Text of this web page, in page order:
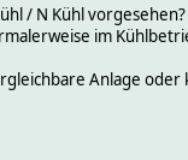
/ N Kühl
im
Anlage